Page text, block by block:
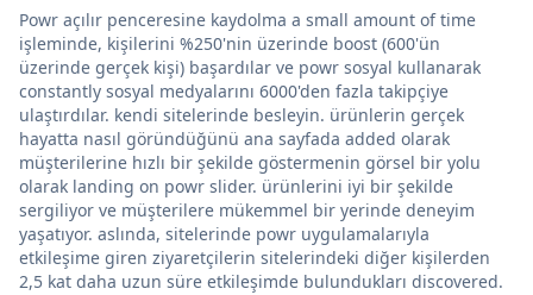
Powr açılır penceresine kaydolma a small amount of time
işleminde, kişilerini %250'nin üzerinde boost (600'ün
üzerinde gerçek kişi) başardılar ve powr sosyal kullanarak
constantly sosyal medyalarını 6000'den fazla takipçiye
ulaştırdılar. kendi sitelerinde besleyin. ürünlerin gerçek
hayatta nasıl göründüğünü ana sayfada added olarak
müşterilerine hızlı bir şekilde göstermenin görsel bir yolu
olarak landing on powr slider. ürünlerini iyi bir şekilde
sergiliyor ve müşterilere mükemmel bir yerinde deneyim
yaşatıyor. aslında, sitelerinde powr uygulamalarıyla
etkileşime giren ziyaretçilerin sitelerindeki diğer kişilerden
2,5 kat daha uzun süre etkileşimde bulundukları discovered.